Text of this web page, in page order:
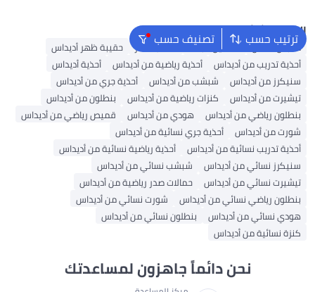
ترتيب حسب تصنيف حسب البحث الشائع
ملابس اطفال فساتين للبنات حقائب ظهر
حقيبة ظهر أديداس
أحذية تدريب من أديداس
أحذية رياضية من أديداس
أحذية أديداس
سنيكرز من أديداس
شبشب من أديداس
أحذية جري من أديداس
تيشيرت من أديداس
كنزات رياضية من أديداس
بنطلون من أديداس
بنطلون رياضي من أديداس
هودي من أديداس
قميص رياضي من أديداس
شورت من أديداس
أحذية جري نسائية من أديداس
أحذية تدريب نسائية من أديداس
أحذية رياضية نسائية من أديداس
سنيكرز نسائي من أديداس
شبشب نسائي من أديداس
تيشيرت نسائي من أديداس
حمالات صدر رياضية من أديداس
بنطلون رياضي نسائي من أديداس
شورت نسائي من أديداس
هودي نسائي من أديداس
بنطلون نسائي من أديداس
كنزة نسائية من أديداس
نحن دائماً جاهزون لمساعدتك